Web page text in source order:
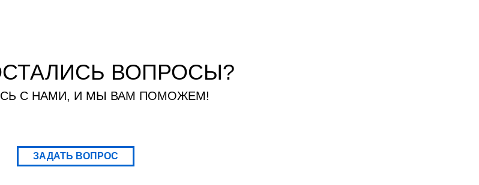
ВОПРОСЫ?
С НАМИ, И МЫ ВАМ ПОМОЖЕМ!
ЗАДАТЬ ВОПРОС